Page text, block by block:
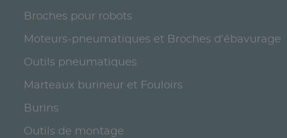
Broches pour robots
Moteurs-pneumatiques et Broches d'ébavurage
Outils pneumatiques
Marteaux burineur et Fouloirs
Burins
Outils de montage